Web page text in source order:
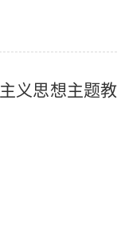
义思想主题教